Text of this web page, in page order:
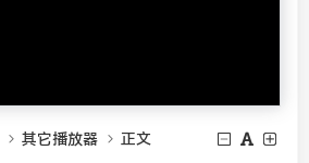
其它播放器 正文